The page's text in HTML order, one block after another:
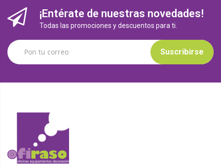
¡Entérate de nuestras novedades!
Todas las promociones y descuentos para ti.
Suscribirse